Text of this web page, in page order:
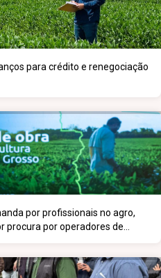
para crédito e renegociação
por profissionais no agro,
procura por operadores de